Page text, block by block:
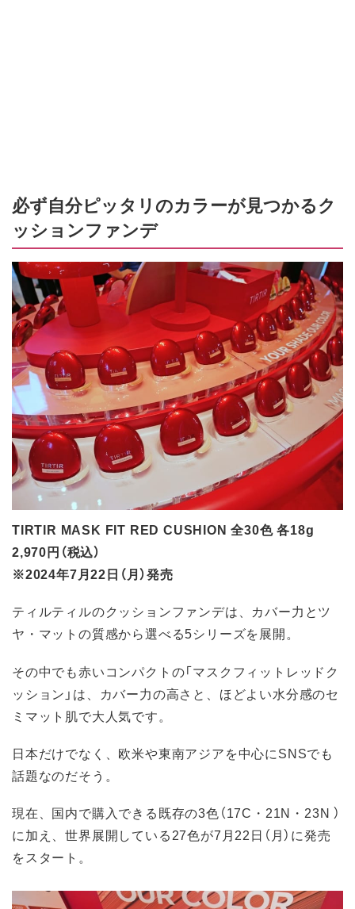
必ず自分ピッタリのカラーが見つかるク
ッションファンデ
TIRTIR MASK FIT RED CUSHION 全30色 各18g
2,970円（税込）
※2024年7月22日（月）発売
ティルティルのクッションファンデは、カバー力とツ
ヤ・マットの質感から選べる5シリーズを展開。
その中でも赤いコンパクトの「マスクフィットレッドク
ッション」は、カバー力の高さと、ほどよい水分感のセ
ミマット肌で大人気です。
日本だけでなく、欧米や東南アジアを中心にSNSでも
話題なのだそう。
現在、国内で購入できる既存の3色（17C・21N・23N ）
に加え、世界展開している27色が7月22日（月）に発売
をスタート。